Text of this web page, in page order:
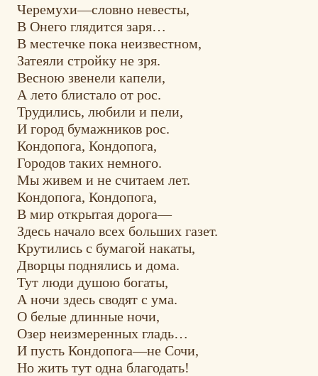
Черемухи––словно невесты,
В Онего глядится заря…
В местечке пока неизвестном,
Затеяли стройку не зря.
Весною звенели капели,
А лето блистало от рос.
Трудились, любили и пели,
И город бумажников рос.
Кондопога, Кондопога,
Городов таких немного.
Мы живем и не считаем лет.
Кондопога, Кондопога,
В мир открытая дорога––
Здесь начало всех больших газет.
Крутились с бумагой накаты,
Дворцы поднялись и дома.
Тут люди душою богаты,
А ночи здесь сводят с ума.
О белые длинные ночи,
Озер неизмеренных гладь…
И пусть Кондопога––не Сочи,
Но жить тут одна благодать!